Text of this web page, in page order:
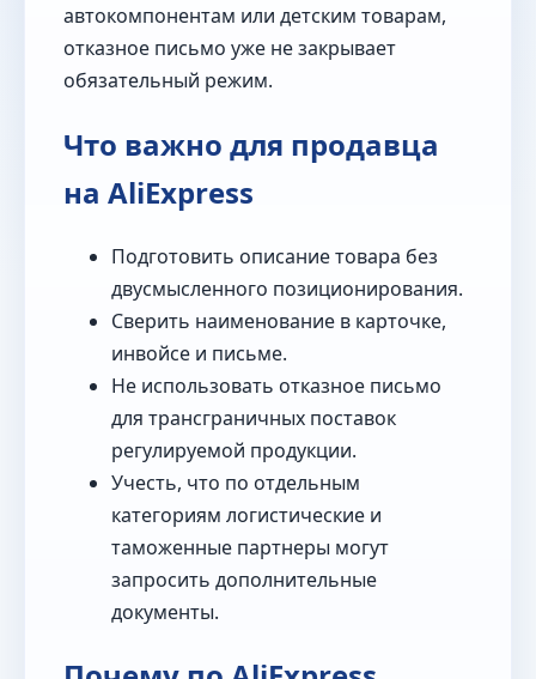
автокомпонентам или детским товарам,
отказное письмо уже не закрывает
обязательный режим.
Что важно для продавца
на AliExpress
Подготовить описание товара без
двусмысленного позиционирования.
Сверить наименование в карточке,
инвойсе и письме.
Не использовать отказное письмо
для трансграничных поставок
регулируемой продукции.
Учесть, что по отдельным
категориям логистические и
таможенные партнеры могут
запросить дополнительные
документы.